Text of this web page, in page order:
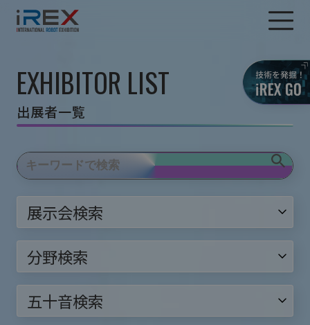
EXHIBITOR LIST
出展者一覧